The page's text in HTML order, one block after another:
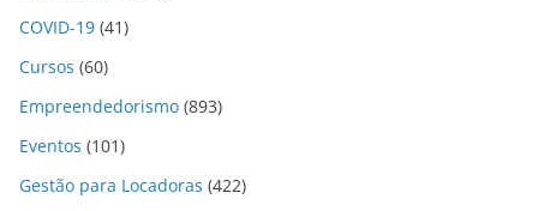
COVID-19 (41)
Cursos (60)
Empreendedorismo (893)
Eventos (101)
Gestão para Locadoras (422)